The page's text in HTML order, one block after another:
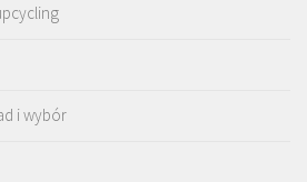
i wybór